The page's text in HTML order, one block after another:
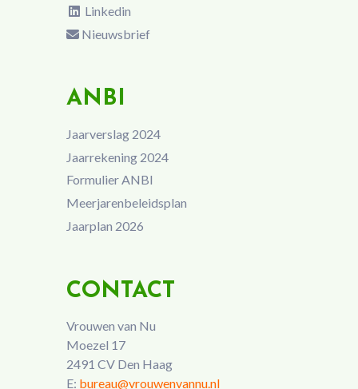
Linkedin
Nieuwsbrief
ANBI
Jaarverslag 2024
Jaarrekening 2024
Formulier ANBI
Meerjarenbeleidsplan
Jaarplan 2026
CONTACT
Vrouwen van Nu
Moezel 17
2491 CV Den Haag
E: bureau@vrouwenvannu.nl